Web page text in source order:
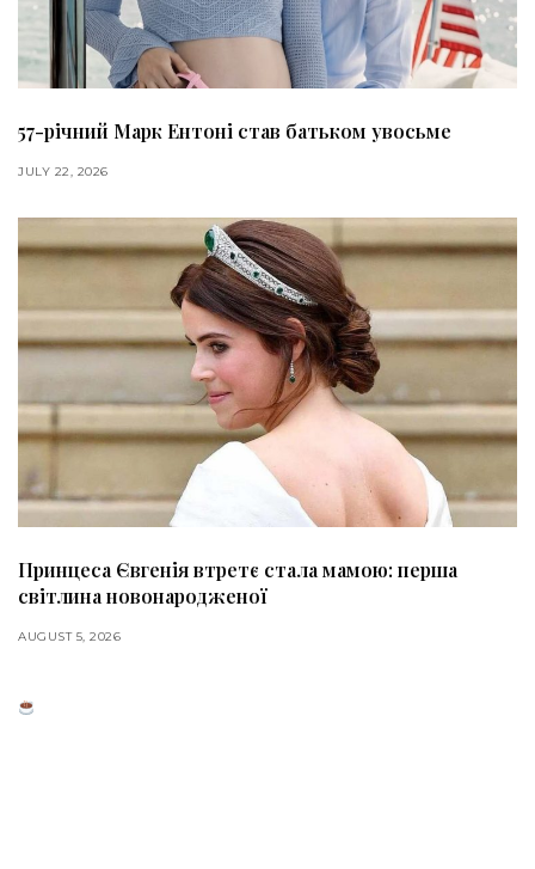
57-річний Марк Ентоні став батьком увосьме
JULY 22, 2026
Принцеса Євгенія втретє стала мамою: перша
світлина новонародженої
AUGUST 5, 2026